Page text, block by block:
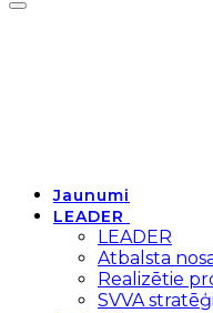
Toggle
Jaunumi
LEADER
LEADER
Atbalsta
Realizētie
SVVA